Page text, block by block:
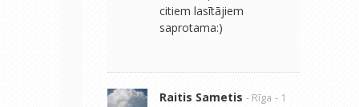
citiem lasītājiem
saprotama:)
Raitis Sametis - Rīga - 1